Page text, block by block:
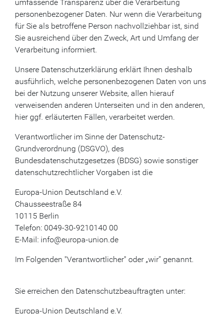
umfassende Transparenz über die Verarbeitung
personenbezogener Daten. Nur wenn die Verarbeitung
für Sie als betroffene Person nachvollziehbar ist, sind
Sie ausreichend über den Zweck, Art und Umfang der
Verarbeitung informiert.
Unsere Datenschutzerklärung erklärt Ihnen deshalb
ausführlich, welche personenbezogenen Daten von uns
bei der Nutzung unserer Website, allen hierauf
verweisenden anderen Unterseiten und in den anderen,
hier ggf. erläuterten Fällen, verarbeitet werden.
Verantwortlicher im Sinne der Datenschutz-
Grundverordnung (DSGVO), des
Bundesdatenschutzgesetzes (BDSG) sowie sonstiger
datenschutzrechtlicher Vorgaben ist die
Europa-Union Deutschland e.V.
Chausseestraße 84
10115 Berlin
Telefon: 0049-30-9210140 00
E-Mail: info@europa-union.de
Im Folgenden "Verantwortlicher" oder „wir“ genannt.
Sie erreichen den Datenschutzbeauftragten unter:
Europa-Union Deutschland e.V.